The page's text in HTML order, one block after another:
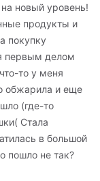
новый уровень!
продукты и
покупку
первым делом
то у меня
обжарила и еще
(где-то
Стала
в большой
пошло не так?